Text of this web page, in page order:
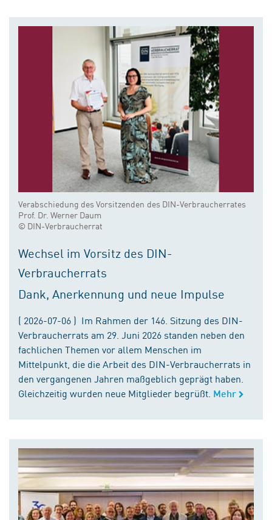
Verabschiedung des Vorsitzenden des DIN-Verbraucherrates
Prof. Dr. Werner Daum
© DIN-Verbraucherrat
Wechsel im Vorsitz des DIN-
Verbraucherrats
Dank, Anerkennung und neue Impulse
( 2026-07-06 ) Im Rahmen der 146. Sitzung des DIN-
Verbraucherrats am 29. Juni 2026 standen neben den
fachlichen Themen vor allem Menschen im
Mittelpunkt, die die Arbeit des DIN-Verbraucherrats in
den vergangenen Jahren maßgeblich geprägt haben.
Gleichzeitig wurden neue Mitglieder begrüßt. Mehr